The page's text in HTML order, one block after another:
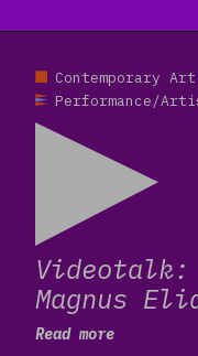
Contemporary Art
Performance/
Videotalk:
Magnus
Read more